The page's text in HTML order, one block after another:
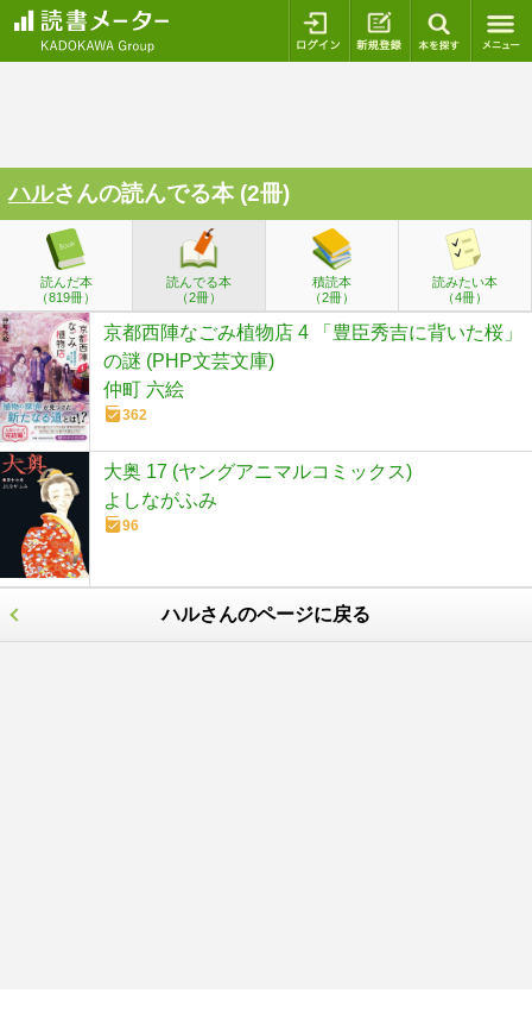
ログイン 新規登録
ハルさんの読んでる本 (2冊)
読んだ本
（819冊）
読んでる本
（2冊）
積読本
（2冊）
読みたい本
（4冊）
京都西陣なごみ植物店 4 「豊臣秀吉に背いた桜」
の謎 (PHP文芸文庫)
仲町 六絵
362
大奥 17 (ヤングアニマルコミックス)
よしながふみ
96
ハルさんのページに戻る